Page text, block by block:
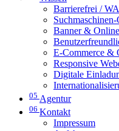
Barrierefrei /
Banner &
E-Commerce &
Responsive
Digitale
05 Agentur
06 Kontakt
Impressum